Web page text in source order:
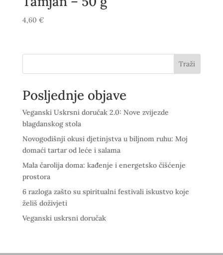
4,60 €
Traži
Posljednje objave
Veganski Uskrsni doručak 2.0: Nove zvijezde
blagdanskog stola
Novogodišnji okusi djetinjstva u biljnom ruhu: Moj
domaći tartar od leće i salama
Mala čarolija doma: kađenje i energetsko čišćenje
prostora
6 razloga zašto su spiritualni festivali iskustvo koje
želiš doživjeti
Veganski uskrsni doručak